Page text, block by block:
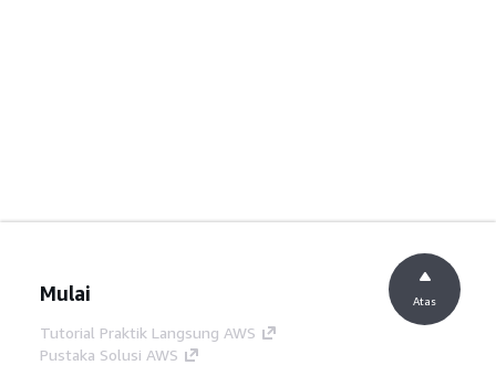
Mulai
Tutorial Praktik Langsung AWS
Pustaka Solusi AWS
Atas